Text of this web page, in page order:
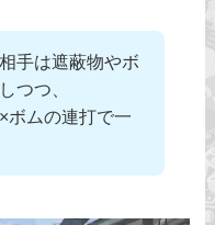
手は遮蔽物やボ
つつ、
ボムの連打で一